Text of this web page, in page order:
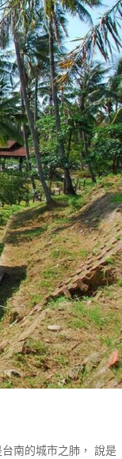
南的城市之肺， 說是